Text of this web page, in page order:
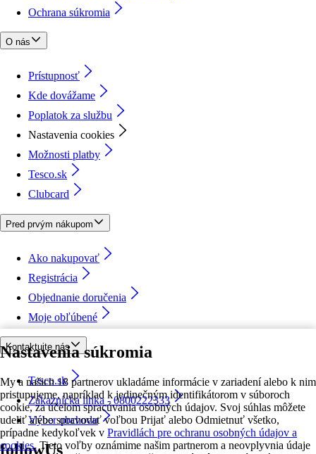
Nastavenia súkromia
My a našich 18 partnerov ukladáme informácie v zariadení alebo k nim
pristupujeme, napríklad k jedinečným identifikátorom v súboroch
cookie, za účelom spracúvania osobných údajov. Svoj súhlas môžete
udeliť alebo spravovať voľbou Prijať alebo Odmietnuť všetko,
prípadne kedykoľvek v Pravidlách pre ochranu osobných údajov a
cookies. Tieto voľby oznámime našim partnerom a neovplyvnia údaje
Ochrana súkromia
O nás
Prístupnosť
Kde dovážame
Poplatok za službu
Nastavenia cookies
Možnosti platby
Tesco.sk
Clubcard
Pred prvým nákupom
Ako nakupovať
Registrácia
Objednanie doručenia
Moje obľúbené
Kontaktujte nás
Tesco.sk
Zákaznícka linka - 0800222333
Výber obchodu
followUs